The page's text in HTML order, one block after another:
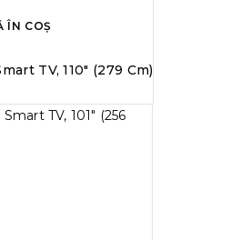
ÎN COȘ
TV, 110″ (279 Cm)